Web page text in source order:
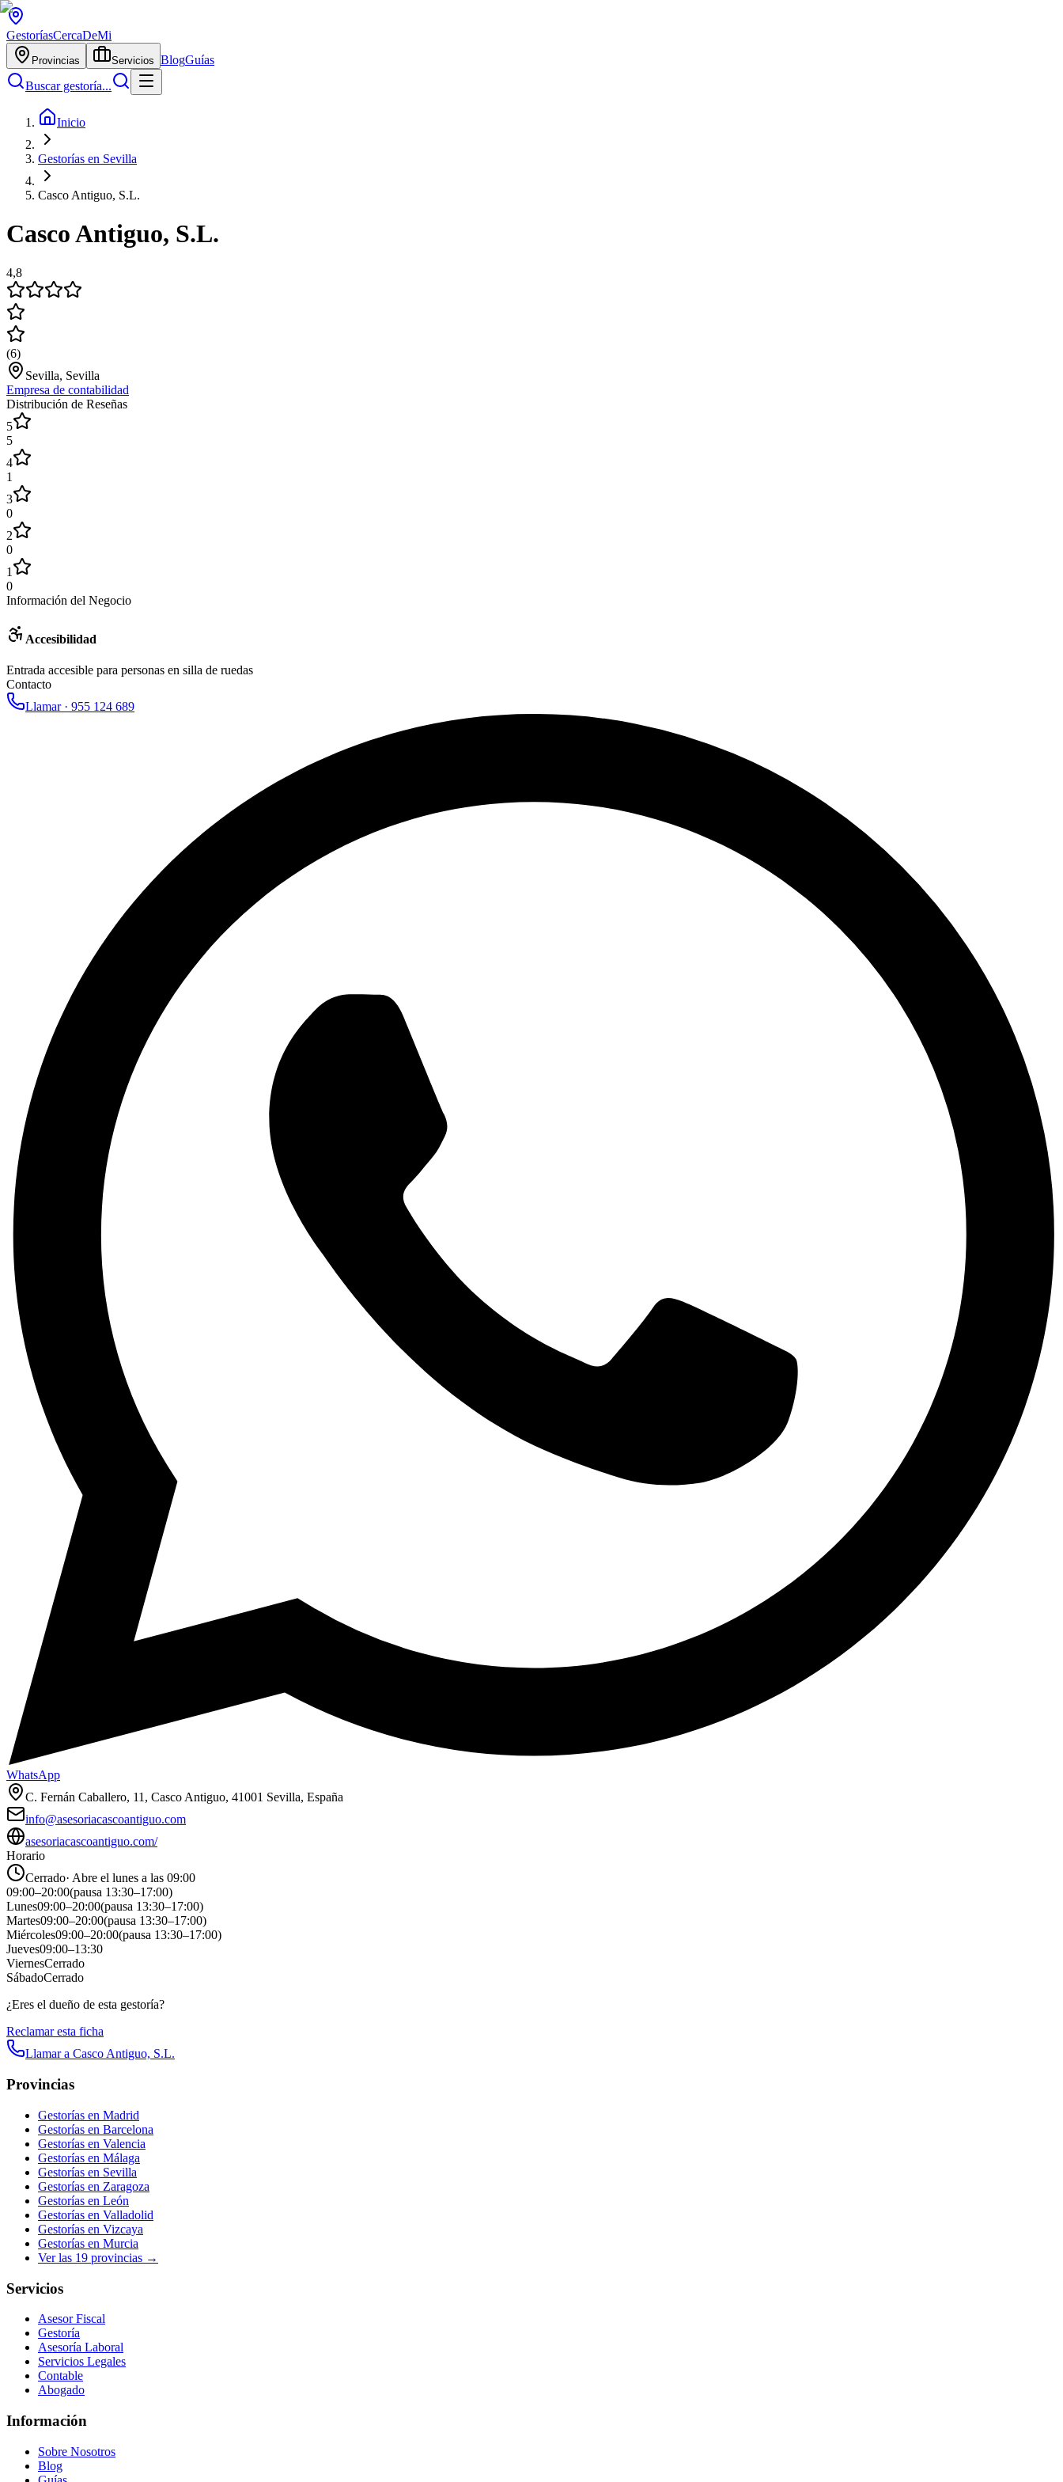
GestoríasCercaDeMi
Provincias Servicios BlogGuías
Buscar gestoría...
Inicio
Gestorías en Sevilla
Casco Antiguo, S.L.
Casco Antiguo, S.L.
4,8
(6)
Sevilla, Sevilla
Empresa de contabilidad
Distribución de Reseñas
5
5
4
1
3
0
2
0
1
0
Información del Negocio
Accesibilidad
Entrada accesible para personas en silla de ruedas
Contacto
Llamar · 955 124 689
WhatsApp
C. Fernán Caballero, 11, Casco Antiguo, 41001 Sevilla, España
info@asesoriacascoantiguo.com
asesoriacascoantiguo.com/
Horario
Cerrado· Abre el lunes a las 09:00
09:00–20:00(pausa 13:30–17:00)
Lunes09:00–20:00(pausa 13:30–17:00)
Martes09:00–20:00(pausa 13:30–17:00)
Miércoles09:00–20:00(pausa 13:30–17:00)
Jueves09:00–13:30
ViernesCerrado
SábadoCerrado
¿Eres el dueño de esta gestoría?
Reclamar esta ficha
Llamar a Casco Antiguo, S.L.
Provincias
Gestorías en Madrid
Gestorías en Barcelona
Gestorías en Valencia
Gestorías en Málaga
Gestorías en Sevilla
Gestorías en Zaragoza
Gestorías en León
Gestorías en Valladolid
Gestorías en Vizcaya
Gestorías en Murcia
Ver las 19 provincias →
Servicios
Asesor Fiscal
Gestoría
Asesoría Laboral
Servicios Legales
Contable
Abogado
Información
Sobre Nosotros
Blog